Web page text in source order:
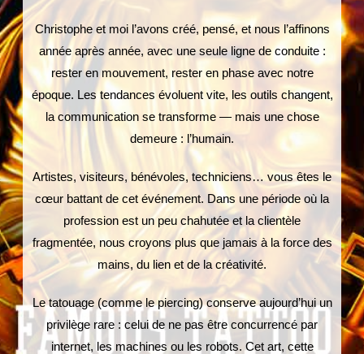
Christophe et moi l’avons créé, pensé, et nous l’affinons
année après année, avec une seule ligne de conduite :
rester en mouvement, rester en phase avec notre
époque. Les tendances évoluent vite, les outils changent,
la communication se transforme — mais une chose
demeure : l’humain.
Artistes, visiteurs, bénévoles, techniciens… vous êtes le
cœur battant de cet événement. Dans une période où la
profession est un peu chahutée et la clientèle
fragmentée, nous croyons plus que jamais à la force des
mains, du lien et de la créativité.
Le tatouage (comme le piercing) conserve aujourd’hui un
privilège rare : celui de ne pas être concurrencé par
internet, les machines ou les robots. Cet art, cette